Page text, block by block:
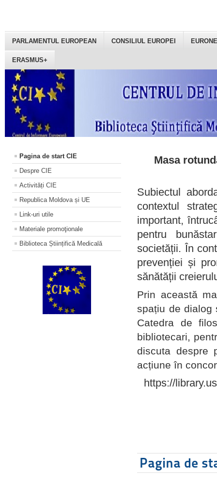
PARLAMENTUL EUROPEAN CONSILIUL EUROPEI
ERASMUS+
Pagina de start CIE
Despre CIE
Activități CIE
Republica Moldova și UE
Link-uri utile
Materiale promoţionale
Biblioteca Științifică Medicală
Masa
Subiectul
contextul
important,
pentru
societății. În
prevenției și
sănătății
Prin această
spațiu de dialog
Catedra de
bibliotecari,
discuta despre
acțiune în
https://
Pagina de